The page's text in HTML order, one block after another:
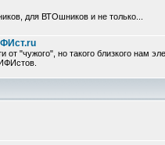
для ВТОшников и не только...
"чужого", но такого близкого нам